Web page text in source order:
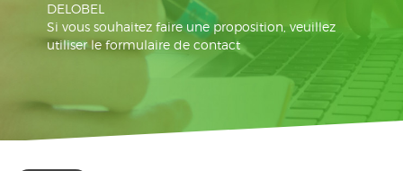
DELOBEL
Si vous souhaitez faire une proposition, veuillez
utiliser le formulaire de contact